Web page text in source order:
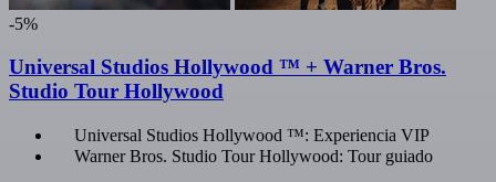
-5%
Universal Studios Hollywood ™ + Warner Bros.
Studio Tour Hollywood
Universal Studios Hollywood ™: Experiencia VIP
Warner Bros. Studio Tour Hollywood: Tour guiado